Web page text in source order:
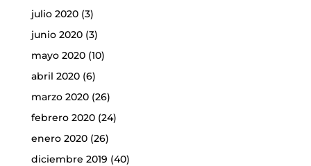
julio 2020(3)
junio 2020(3)
mayo 2020(10)
abril 2020(6)
marzo 2020(26)
febrero 2020(24)
enero 2020(26)
diciembre 2019 (40)